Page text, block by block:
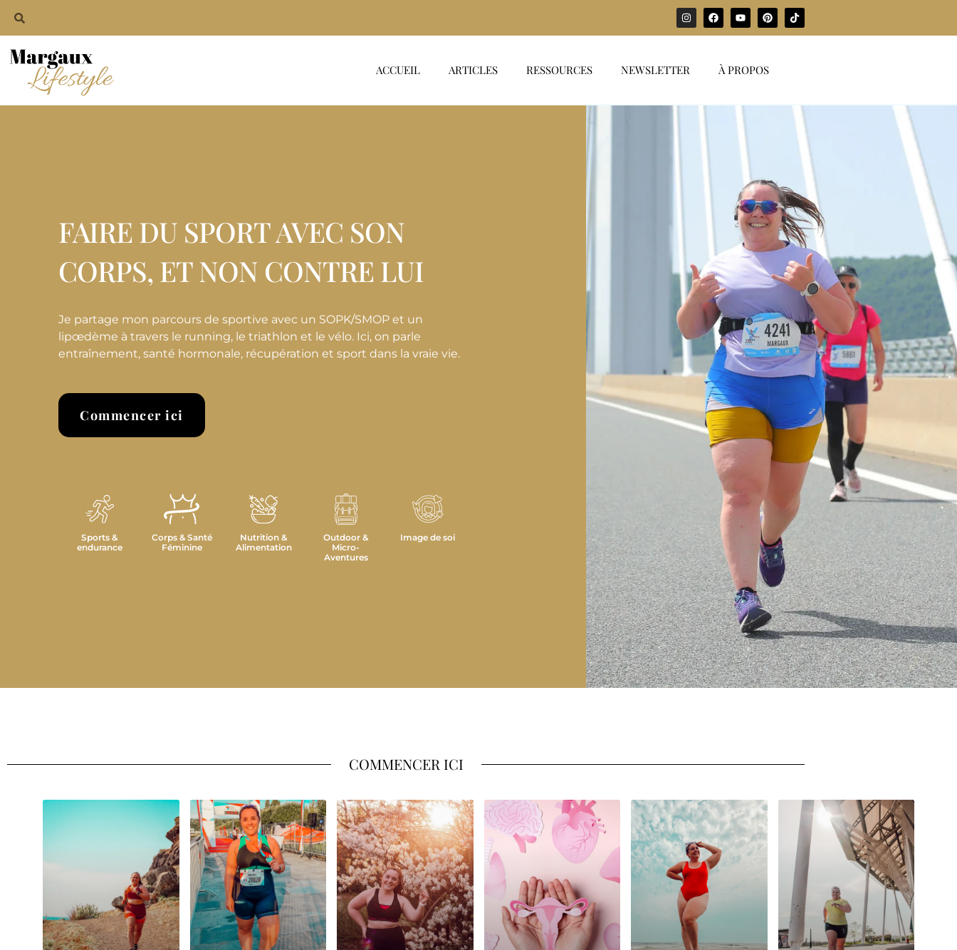
ACCUEIL ARTICLES RESSOURCES NEWSLETTER À PROPOS
FAIRE DU SPORT AVEC SON
CORPS, ET NON CONTRE LUI
Je partage mon parcours de sportive avec un SOPK/SMOP et un
lipœdème à travers le running, le triathlon et le vélo. Ici, on parle
entraînement, santé hormonale, récupération et sport dans la vraie vie.
Commencer ici
Sports &
endurance
Corps & Santé
Féminine
Nutrition &
Alimentation
Outdoor &
Micro-
Aventures
Image de soi
COMMENCER ICI